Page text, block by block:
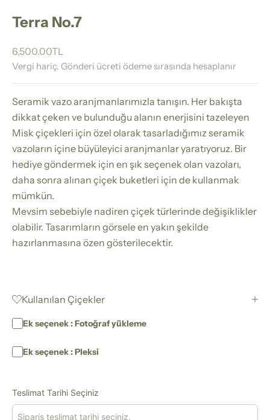
Terra No.7
İndirimli fiyat
6,500.00TL
Vergi hariç. Gönderi ücreti ödeme sırasında hesaplanır
Seramik vazo aranjmanlarımızla tanışın. Her bakışta
dikkat çeken ve bulunduğu alanın enerjisini tazeleyen
Misk çiçekleri için özel olarak tasarladığımız seramik
vazoların içine büyüleyici aranjmanlar yaratıyoruz. Bir
hediye göndermek için en şık seçenek olan vazoları,
daha sonra alınan çiçek buketleri için de kullanmak
mümkün.
Mevsim sebebiyle nadiren çiçek türlerinde değişiklikler
olabilir. Tasarımların görsele en yakın şekilde
hazırlanmasına özen gösterilecektir.
Kullanılan Çiçekler
Ek seçenek : Fotoğraf yükleme
Ek seçenek : Pleksi
Teslimat Tarihi Seçiniz